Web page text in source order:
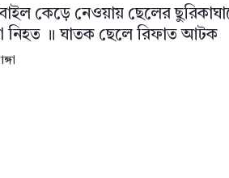
কেড়ে নেওয়ায় ছেলের
নিহত ॥ ঘাতক ছেলে রিফাত আটক